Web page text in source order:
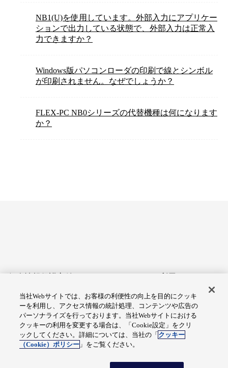
NB1(U)を使用しています。外部入力にアプリケー
ションで出力している状態で、外部入力は正常入
力できますか？
Windows版パソコンローダの印刷で線とシンボル
が印刷されません。なぜでしょうか？
FLEX-PC NB0シリーズの代替機種は何になります
か？
アクセシビリティへの対応
Cookie設定
総合サイトマップ
© Fuji Electric Co., Ltd.
当社Webサイトでは、お客様の利便性の向上を目的にクッキ
ーを利用し、アクセス情報の統計処理、コンテンツや広告の
パーソナライズを行っております。当社Webサイトにおける
クッキーの利用を変更する場合は、「Cookie設定」をクリ
ックしてください。詳細については、当社の「 クッキー
（Cookie）ポリシー 」をご覧ください。